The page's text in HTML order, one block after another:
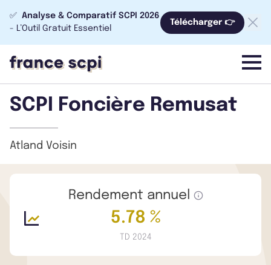
✅ Analyse & Comparatif SCPI 2026
- L’Outil Gratuit Essentiel
Télécharger 👉
menu
SCPI Foncière Remusat
Atland Voisin
Rendement annuel
5.78 %
TD 2024